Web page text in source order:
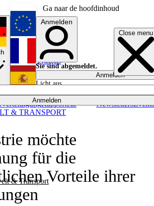
Ga naar de hoofdinhoud
Close menu
Anmelden
& Transport
VerteidigungRapporteur NewslettersEvents
English
Français
Anmelden
Sie sind abgemeldet.
Anmelden
Licht aus
möchte
für die
Vorteile ihrer
& TRANSPORT